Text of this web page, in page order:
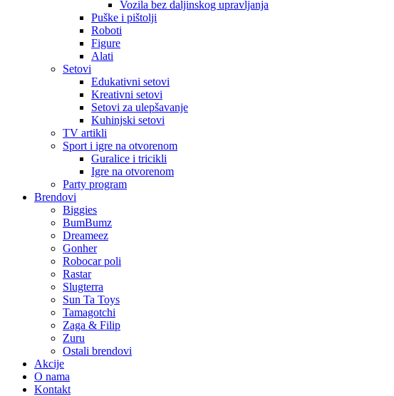
Vozila bez daljinskog upravljanja
Puške i pištolji
Roboti
Figure
Alati
Setovi
Edukativni setovi
Kreativni setovi
Setovi za ulepšavanje
Kuhinjski setovi
TV artikli
Sport i igre na otvorenom
Guralice i tricikli
Igre na otvorenom
Party program
Brendovi
Biggies
BumBumz
Dreameez
Gonher
Robocar poli
Rastar
Slugterra
Sun Ta Toys
Tamagotchi
Zaga & Filip
Zuru
Ostali brendovi
Akcije
O nama
Kontakt